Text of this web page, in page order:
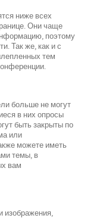
ниже всех
Они чаще
поэтому
Так же, как и с
тем
больше не могут
в них опросы
быть закрыты по
или
можете иметь
темы, в
вам
изображения,